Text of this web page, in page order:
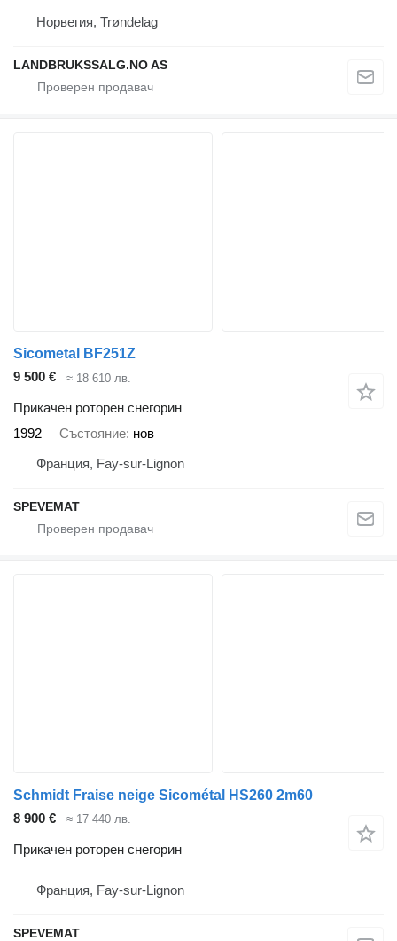
Норвегия, Trøndelag
LANDBRUKSSALG.NO AS
Sicometal BF251Z
9 500 €
≈ 18 610 лв.
Прикачен роторен снегорин
1992
Състояние нов
Франция, Fay-sur-Lignon
SPEVEMAT
Schmidt Fraise neige Sicométal HS260 2m60
8 900 €
≈ 17 440 лв.
Прикачен роторен снегорин
Франция, Fay-sur-Lignon
SPEVEMAT